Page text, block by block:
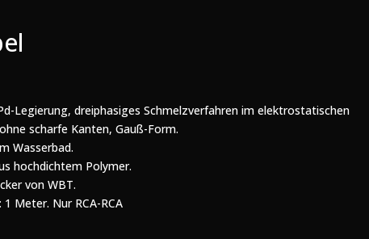
Legierung, dreiphasiges Schmelzverfahren im elektrostatischen
scharfe Kanten, Gauß-Form.
Wasserbad.
hochdichtem Polymer.
von WBT.
Meter. Nur RCA-RCA